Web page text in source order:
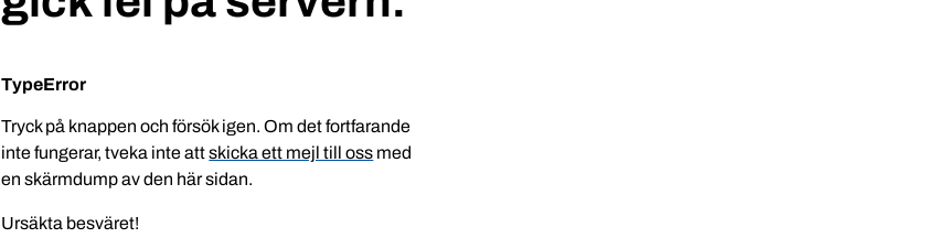
TypeError
Tryck på knappen och försök igen. Om det fortfarande
inte fungerar, tveka inte attskicka ett mejl till oss med
en skärmdump av den här sidan.
Ursäkta besväret!